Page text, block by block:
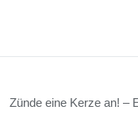
Zünde eine Kerze an! –